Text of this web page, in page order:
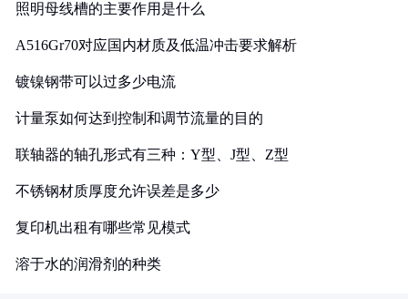
照明母线槽的主要作用是什么
A516Gr70对应国内材质及低温冲击要求解析
镀镍钢带可以过多少电流
计量泵如何达到控制和调节流量的目的
联轴器的轴孔形式有三种：Y型、J型、Z型
不锈钢材质厚度允许误差是多少
复印机出租有哪些常见模式
溶于水的润滑剂的种类